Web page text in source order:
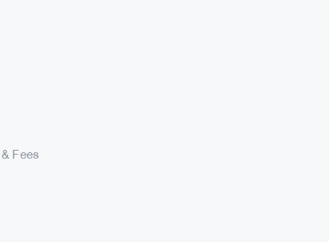
Fees